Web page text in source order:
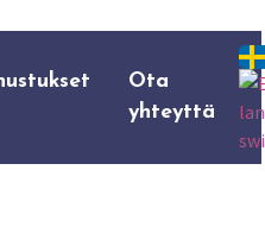
Ota
yhteyttä